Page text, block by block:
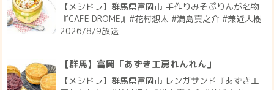
【メシドラ】群馬県富岡市 手作りみそぷりんが名物
『CAFE DROME』#花村想太 #満島真之介 #兼近大樹
2026/8/9放送
【群馬】富岡「あずき工房れんれん」
【メシドラ】群馬県富岡市 レンガサンド『あずき工